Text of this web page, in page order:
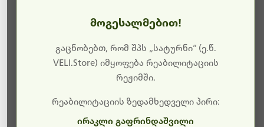
ბოდიშს გიხდით შეფერხებისთვის. ამჟამად
მიმდინარეობს საიტის განახლება და ტექნიკური
სამუშაოები.
მალე ისევ ხელმისაწვდომი იქნება. გმადლობთ
მოგესალმებით!
გაცნობებთ, რომ შპს „სატურნი“ (ე.წ.
VELI.Store) იმყოფება რეაბილიტაციის
რეჟიმში.
რეაბილიტაციის ზედამხედველი პირი:
ირაკლი გაფრინდაშვილი